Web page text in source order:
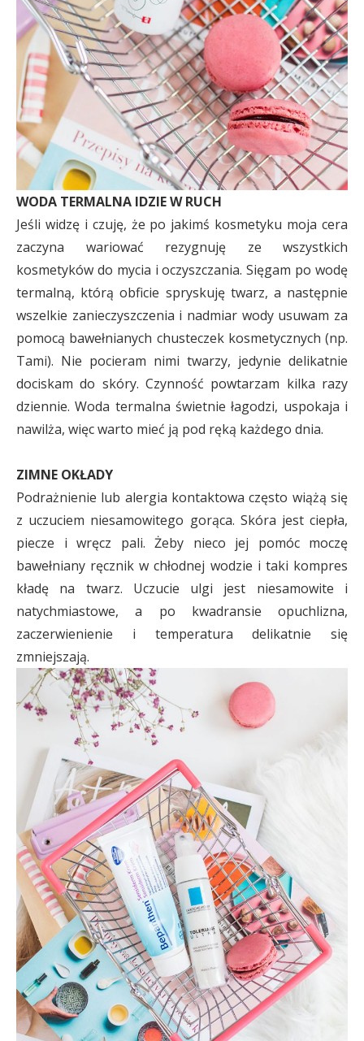
WODA TERMALNA IDZIE W RUCH
Jeśli widzę i czuję, że po jakimś kosmetyku moja cera
zaczyna wariować rezygnuję ze wszystkich
kosmetyków do mycia i oczyszczania. Sięgam po wodę
termalną, którą obficie spryskuję twarz, a następnie
wszelkie zanieczyszczenia i nadmiar wody usuwam za
pomocą bawełnianych chusteczek kosmetycznych (np.
Tami). Nie pocieram nimi twarzy, jedynie delikatnie
dociskam do skóry. Czynność powtarzam kilka razy
dziennie. Woda termalna świetnie łagodzi, uspokaja i
nawilża, więc warto mieć ją pod ręką każdego dnia.
ZIMNE OKŁADY
Podrażnienie lub alergia kontaktowa często wiążą się
z uczuciem niesamowitego gorąca. Skóra jest ciepła,
piecze i wręcz pali. Żeby nieco jej pomóc moczę
bawełniany ręcznik w chłodnej wodzie i taki kompres
kładę na twarz. Uczucie ulgi jest niesamowite i
natychmiastowe, a po kwadransie opuchlizna,
zaczerwienienie i temperatura delikatnie się
zmniejszają.